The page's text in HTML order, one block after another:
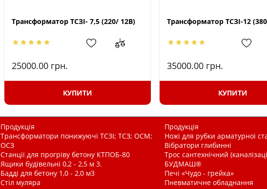
Трансформатор ТСЗІ- 7,5 (220/ 12В)
25000.00 грн.
КУПИТИ
Трансформатор ТСЗІ-12
35000.00 грн.
КУПИТИ
Продукція
Трансформатори понижуючі ТСЗІ; ТСЗ; ОСМ;
ОСЗ
Станції для прогріву бетону КТПОБ-80
Ящики будівельні 0,2 - 2,5 м 3.
Бадді для бетону 1,0 - 2,0 м3
Стіл муляра
Продукція
Ножі для рубки арматурної
Вібратори глибинні
Трос сантехнічний
БУДМАШ®
Печі «Чудо - грейка»
Пневматичне обладнання